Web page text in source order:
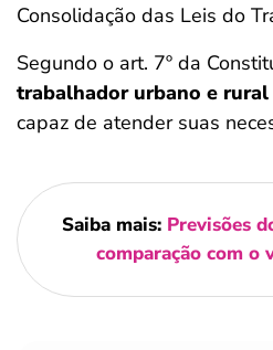
Consolidação das Leis do
Segundo o art. 7º da
trabalhador urbano e
capaz de atender suas
Saiba mais: Previsões
comparação com